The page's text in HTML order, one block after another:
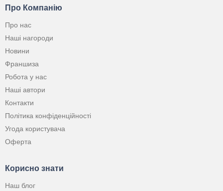
Про Компанію
Про нас
Наші нагороди
Новини
Франшиза
Робота у нас
Наші автори
Контакти
Політика конфіденційності
Угода користувача
Оферта
Корисно знати
Наш блог